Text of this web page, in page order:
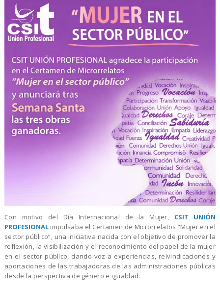
Con motivo del Día Internacional de la Mujer, CSIT UNIÓN
PROFESIONALimpulsaba el Certamen de Microrrelatos “Mujer en el
sector público”, una iniciativa nacida con el objetivo de promover la
reflexión, la visibilización y el reconocimiento del papel de la mujer
en el sector público, dando voz a experiencias, reivindicaciones y
aportaciones de las trabajadoras de las administraciones públicas
desde la perspectiva de género e igualdad.